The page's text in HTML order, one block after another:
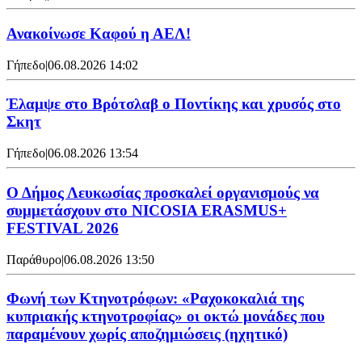
Ανακοίνωσε Καφού η ΑΕΛ!
Γήπεδο|06.08.2026 14:02
Έλαμψε στο Βρότσλαβ ο Ποντίκης και χρυσός στο
Σκητ
Γήπεδο|06.08.2026 13:54
Ο Δήμος Λευκωσίας προσκαλεί οργανισμούς να
συμμετάσχουν στο NICOSIA ERASMUS+
FESTIVAL 2026
Παράθυρο|06.08.2026 13:50
Φωνή των Κτηνοτρόφων: «Ραχοκοκαλιά της
κυπριακής κτηνοτροφίας» οι οκτώ μονάδες που
παραμένουν χωρίς αποζημιώσεις (ηχητικό)